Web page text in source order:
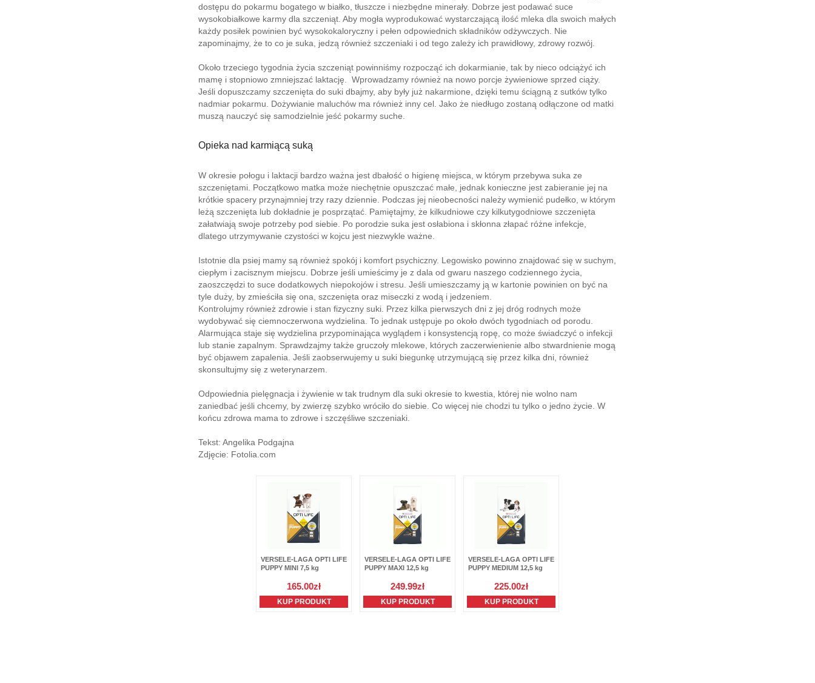
dostępu do pokarmu bogatego w białko, tłuszcze i niezbędne minerały. Dobrze jest podawać suce
wysokobiałkowe karmy dla szczeniąt. Aby mogła wyprodukować wystarczającą ilość mleka dla swoich małych
każdy posiłek powinien być wysokokaloryczny i pełen odpowiednich składników odżywczych. Nie
zapominajmy, że to co je suka, jedzą również szczeniaki i od tego zależy ich prawidłowy, zdrowy rozwój.
Około trzeciego tygodnia życia szczeniąt powinniśmy rozpocząć ich dokarmianie, tak by nieco odciążyć ich
mamę i stopniowo zmniejszać laktację. Wprowadzamy również na nowo porcje żywieniowe sprzed ciąży.
Jeśli dopuszczamy szczenięta do suki dbajmy, aby były już nakarmione, dzięki temu ściągną z sutków tylko
nadmiar pokarmu. Dożywianie maluchów ma również inny cel. Jako że niedługo zostaną odłączone od matki
muszą nauczyć się samodzielnie jeść pokarmy suche.
Opieka nad karmiącą suką
W okresie połogu i laktacji bardzo ważna jest dbałość o higienę miejsca, w którym przebywa suka ze
szczeniętami. Początkowo matka może niechętnie opuszczać małe, jednak konieczne jest zabieranie jej na
krótkie spacery przynajmniej trzy razy dziennie. Podczas jej nieobecności należy wymienić pudełko, w którym
leżą szczenięta lub dokładnie je posprzątać. Pamiętajmy, że kilkudniowe czy kilkutygodniowe szczenięta
załatwiają swoje potrzeby pod siebie. Po porodzie suka jest osłabiona i skłonna złapać różne infekcje,
dlatego utrzymywanie czystości w kojcu jest niezwykle ważne.
Istotnie dla psiej mamy są również spokój i komfort psychiczny. Legowisko powinno znajdować się w suchym,
ciepłym i zacisznym miejscu. Dobrze jeśli umieścimy je z dala od gwaru naszego codziennego życia,
zaoszczędzi to suce dodatkowych niepokojów i stresu. Jeśli umieszczamy ją w kartonie powinien on być na
tyle duży, by zmieściła się ona, szczenięta oraz miseczki z wodą i jedzeniem.
Kontrolujmy również zdrowie i stan fizyczny suki. Przez kilka pierwszych dni z jej dróg rodnych może
wydobywać się ciemnoczerwona wydzielina. To jednak ustępuje po około dwóch tygodniach od porodu.
Alarmująca staje się wydzielina przypominająca wyglądem i konsystencją ropę, co może świadczyć o infekcji
lub stanie zapalnym. Sprawdzajmy także gruczoły mlekowe, których zaczerwienienie albo stwardnienie mogą
być objawem zapalenia. Jeśli zaobserwujemy u suki biegunkę utrzymującą się przez kilka dni, również
skonsultujmy się z weterynarzem.
Odpowiednia pielęgnacja i żywienie w tak trudnym dla suki okresie to kwestia, której nie wolno nam
zaniedbać jeśli chcemy, by zwierzę szybko wróciło do siebie. Co więcej nie chodzi tu tylko o jedno życie. W
końcu zdrowa mama to zdrowe i szczęśliwe szczeniaki.
Tekst: Angelika Podgajna
Zdjęcie: Fotolia.com